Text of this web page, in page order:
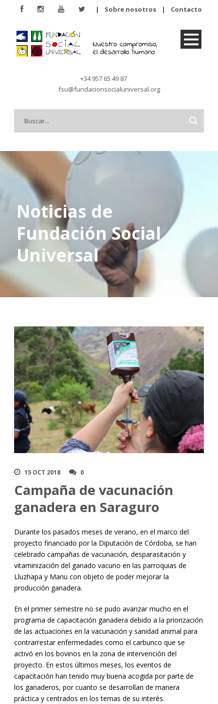
| Sobre nosotros | Contacto
+34 957 65 49 87
fsu@fundacionsocialuniversal.org
Noticias de
Fundación Social
Universal
15 OCT 2018 0
Campaña de vacunación
ganadera en Saraguro
Durante los pasados meses de verano, en el marco del
proyecto financiado por la Diputación de Córdoba, se han
celebrado campañas de vacunación, desparasitación y
vitaminización del ganado vacuno en las parroquias de
Lluzhapa y Manu con objeto de poder mejorar la
producción ganadera.
En el primer semestre no se pudo avanzar mucho en el
programa de capacitación ganadera debido a la priorización
de las actuaciones en la vacunación y sanidad animal para
contrarrestar enfermedades como el carbunco que se
activó en los bovinos en la zona de intervención del
proyecto. En estos últimos meses, los eventos de
capacitación han tenido muy buena acogida por parte de
los ganaderos, por cuanto se desarrollan de manera
práctica y centrados en los temas de su interés.